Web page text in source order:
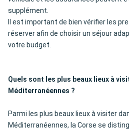
supplément.
Il est important de bien vérifier les
réserver afin de choisir un séjour
votre budget.
Quels sont les plus beaux lieux à
Méditerranéennes ?
Parmi les plus beaux lieux à visiter
Méditerranéennes, la Corse se